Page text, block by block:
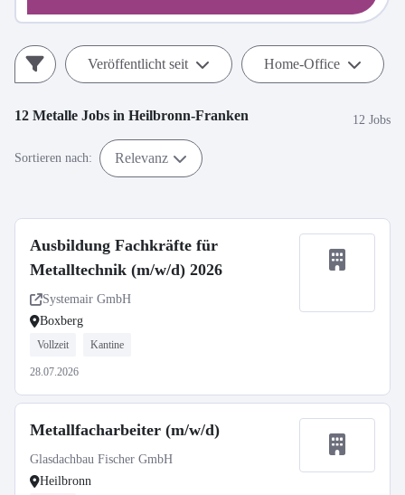
Veröffentlicht seit Home-Office
12 Metalle Jobs in Heilbronn-Franken 12 Jobs
Sortieren nach: Relevanz
Ausbildung Fachkräfte für
Metalltechnik (m/w/d) 2026
Systemair GmbH
Boxberg
Vollzeit Kantine
28.07.2026
Metallfacharbeiter (m/w/d)
Glasdachbau Fischer GmbH
Heilbronn